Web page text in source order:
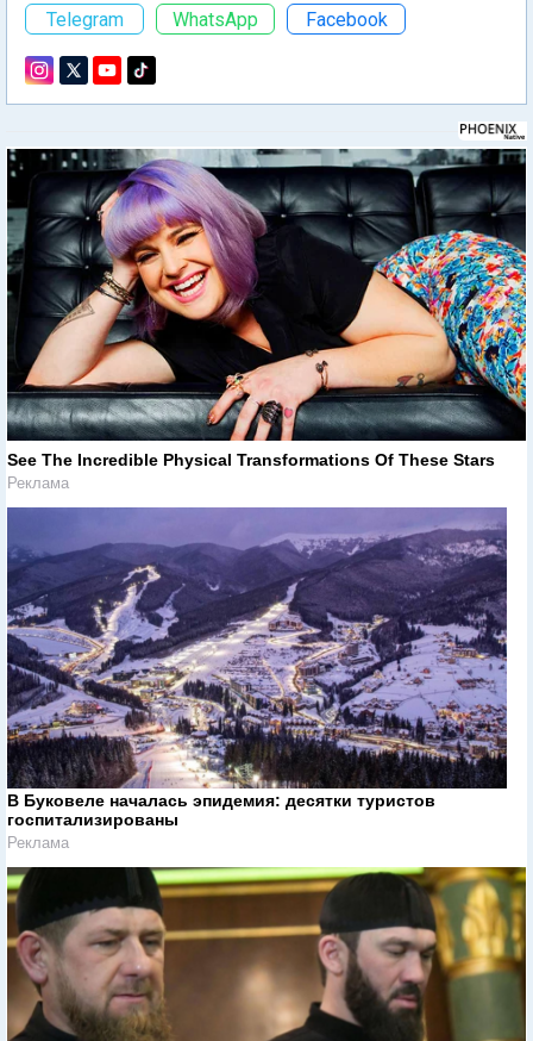
Telegram WhatsApp Facebook
See The Incredible Physical Transformations Of These Stars
Реклама
В Буковеле началась эпидемия: десятки туристов
госпитализированы
Реклама